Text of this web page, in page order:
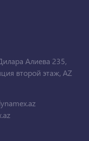
Алиева 235,
второй этаж, AZ